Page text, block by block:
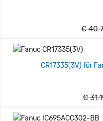
€
CR17335(3V) für
€